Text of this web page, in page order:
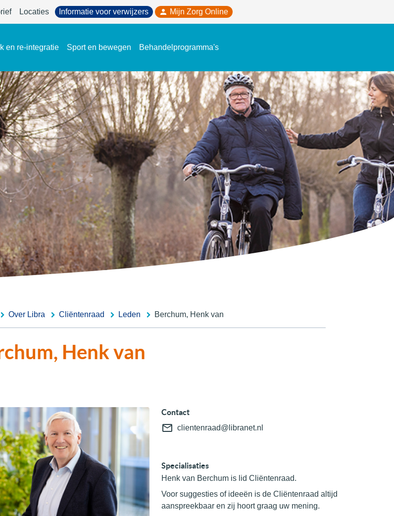
Locaties Informatie voor verwijzers Mijn Zorg Online
en re-integratie Sport en bewegen Behandelprogramma's
Over Libra Cliëntenraad Leden Berchum, Henk van
Henk van
Contact
clientenraad@libranet.nl
Specialisaties
Henk van Berchum is lid Cliëntenraad.
Voor suggesties of ideeën is de Cliëntenraad altijd
aanspreekbaar en zij hoort graag uw mening.